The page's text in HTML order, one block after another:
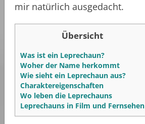
mir natürlich ausgedacht.
Übersicht
Was ist ein Leprechaun?
Woher der Name herkommt
Wie sieht ein Leprechaun aus?
Charaktereigenschaften
Wo leben die Leprechauns
Leprechauns in Film und Fernsehen